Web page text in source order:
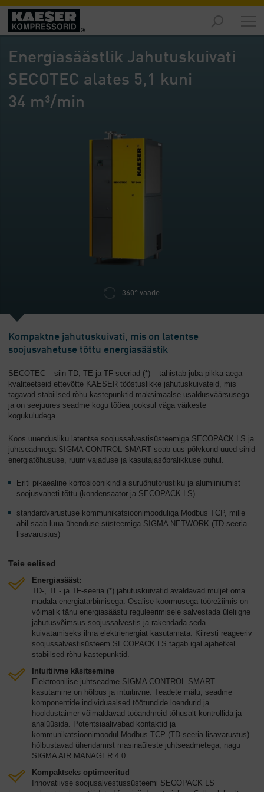
Turud
-
Ülevaade
Tooted
-
Ülevaade
Energiasäästlik Jahutuskuivati
SECOTEC alates 5,1 kuni
34 m³/min
360° vaade
Kompaktne jahutuskuivati, mis on latentse
soojusvahetuse tõttu energiasäästik
SECOTEC – siin TD, TE ja TF-seeriad (*) – tähistab juba pikka aega
kvaliteetseid ettevõtte KAESER tööstuslikke jahutuskuivateid, mis
tagavad stabiilsed rõhu kastepunktid maksimaalse usaldusväärsusega
ja on seejuures seadme kogu tööea jooksul väga väikeste
kogukuludega.
Koos uuendusliku latentse soojussalvestisüsteemiga SECOPACK LS ja
juhtseadmega SIGMA CONTROL SMART seab uus põlvkond uued sihid
energiatõhususe, ruumivajaduse ja kasutajasõbralikkuse puhul.
Eriti pikaealine korrosioonikindla suruõhutorustiku ja alumiiniumist
soojusvaheti tõttu (kondensaator ja SECOPACK LS)
standardvarustuse kommunikatsioonimooduliga Modbus TCP, mille
abil saab luua ühenduse süsteemiga SIGMA NETWORK (TD-seeria
lisavarustus)
Teie eelised
Energiasääst:
TD-, TE- ja TF-seeria (*) jahutuskuivatid avaldavad muljet oma
madala energiatarbimisega. Osalise koormusega töörežiimis on
võimalik tänu energiasäästu reguleerimisele salvestada üleliigne
jahutusvõimsus soojussalvestis ja rakendada seda
kuivatamiseks ilma elektrienergiat kasutamata. Kiiresti reageeriv
soojussalvestisüsteem SECOPACK LS tagab igal ajahetkel
stabiilsed rõhu kastepunktid.
Intuitiivne käsitsemine
Elektroonilise juhtseadme SIGMA CONTROL SMART
kasutamine on hõlbus ja intuitiivne. Teadete mälu, seadme
komponentide individuaalsed töötundide loendurid ja
hooldustaimer võimaldavad tööandmeid tõhusalt kontrollida ja
analüüsida. Potentsiaalivabad kontaktid ja
kommunikatsioonimoodul Modbus TCP (TD-seeria lisavarustus)
hõlbustavad ühendamist masinaüleste juhtseadmetega, nagu
SIGMA AIR MANAGER 4.0.
Kompaktseks optimeeritud
Innovatiivse soojusalvestussüsteemi SECOPACK LS